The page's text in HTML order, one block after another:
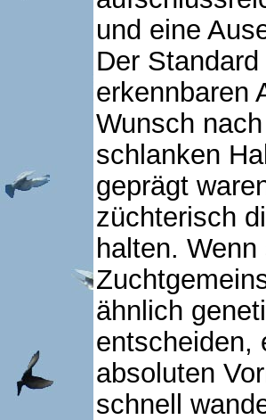
und eine
Der
erkennbaren
Wunsch
schlanken
geprägt
züchterisch
halten.
ähnlich
entscheiden,
absoluten
schnell